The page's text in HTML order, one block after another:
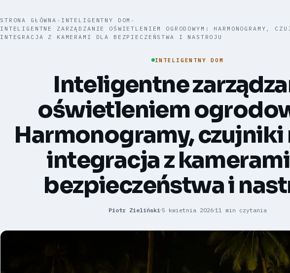
STRONA GŁÓWNA › INTELIGENTNY DOM ›
INTELIGENTNE ZARZĄDZANIE OŚWIETLENIEM OGRODOWYM: HARMONOGRAMY,
INTEGRACJA Z KAMERAMI DLA BEZPIECZEŃSTWA I NASTROJU
INTELIGENTNY DOM
Inteligentne
oświetleniem
Harmonogramy, czujniki
integracja z
bezpieczeństwa i
Piotr Zieliński 5 kwietnia 2026 11 min czytania